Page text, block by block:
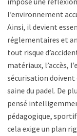
l’environnement
Ainsi, il devient
réglementaires et
tout risque
matériaux, l’accès,
sécurisation
saine du padel. De
pensé
pédagogique,
cela exige un plan